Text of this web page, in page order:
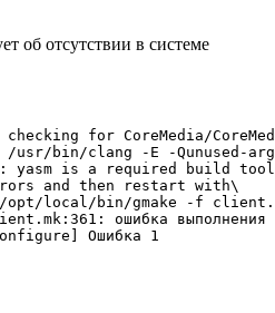
об отсутствии в системе
for CoreMedia/
/usr/bin/clang -E -Qunused-
is a required build tool
and then restart with\
"/opt/local/bin/gmake -f
ошибка выполнения
Ошибка 1